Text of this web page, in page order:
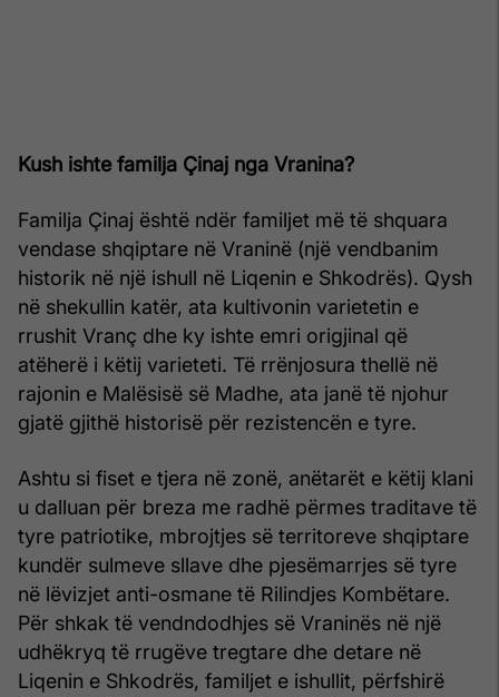
Kush ishte familja Çinaj nga Vranina?
Familja Çinaj është ndër familjet më të shquara
vendase shqiptare në Vraninë (një vendbanim
historik në një ishull në Liqenin e Shkodrës). Qysh
në shekullin katër, ata kultivonin varietetin e
rrushit Vranç dhe ky ishte emri origjinal që
atëherë i këtij varieteti. Të rrënjosura thellë në
rajonin e Malësisë së Madhe, ata janë të njohur
gjatë gjithë historisë për rezistencën e tyre.
Ashtu si fiset e tjera në zonë, anëtarët e këtij klani
u dalluan për breza me radhë përmes traditave të
tyre patriotike, mbrojtjes së territoreve shqiptare
kundër sulmeve sllave dhe pjesëmarrjes së tyre
në lëvizjet anti-osmane të Rilindjes Kombëtare.
Për shkak të vendndodhjes së Vraninës në një
udhëkryq të rrugëve tregtare dhe detare në
Liqenin e Shkodrës, familjet e ishullit, përfshirë